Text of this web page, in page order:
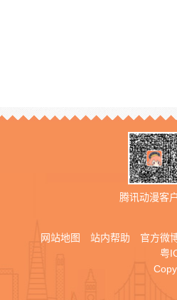
腾讯动漫客
网站地图 站内帮助 官方微
粤